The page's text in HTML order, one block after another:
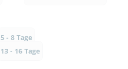
5 - 8 Tage
13 - 16 Tage